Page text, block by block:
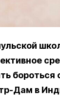
бороться
Дам в